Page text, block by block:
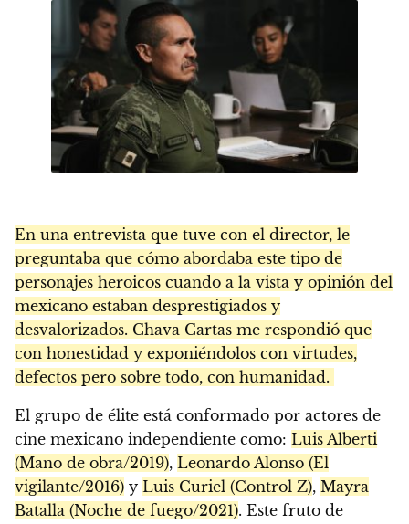
En una entrevista que tuve con el director, le
preguntaba que cómo abordaba este tipo de
personajes heroicos cuando a la vista y opinión del
mexicano estaban desprestigiados y
desvalorizados. Chava Cartas me respondió que
con honestidad y exponiéndolos con virtudes,
defectos pero sobre todo, con humanidad.
El grupo de élite está conformado por actores de
cine mexicano independiente como: Luis Alberti
(Mano de obra/2019), Leonardo Alonso (El
vigilante/2016) y Luis Curiel (Control Z), Mayra
Batalla (Noche de fuego/2021). Este fruto de